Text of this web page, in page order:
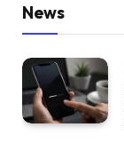
News